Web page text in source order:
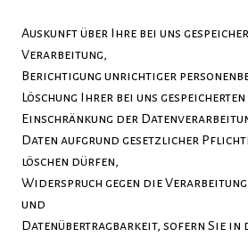
Auskunft über Ihre bei uns
Verarbeitung,
Berichtigung unrichtiger
Löschung Ihrer bei uns gespeicherten
Einschränkung der
Daten aufgrund gesetzlicher
löschen dürfen,
Widerspruch gegen die
und
Datenübertragbarkeit, sofern Sie in